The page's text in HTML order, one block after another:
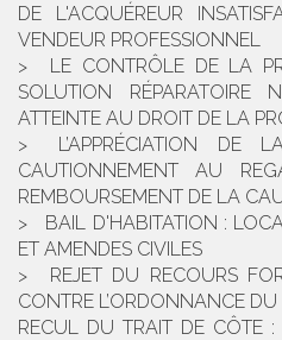
DE L'ACQUÉREUR
VENDEUR PROFESSIONNEL
LE CONTRÔLE DE LA
SOLUTION RÉPARATOIRE
ATTEINTE AU DROIT DE LA
L’APPRÉCIATION DE
CAUTIONNEMENT AU
REMBOURSEMENT DE LA
BAIL D'HABITATION :
ET AMENDES CIVILES
REJET DU RECOURS
CONTRE L’ORDONNANCE
RECUL DU TRAIT DE CÔTE :